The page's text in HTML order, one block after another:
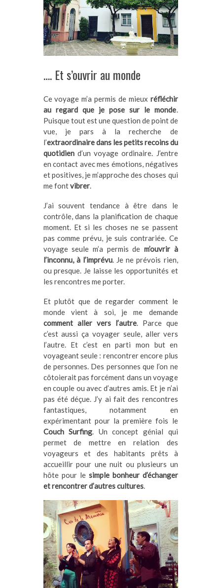
…. Et s’ouvrir au monde
Ce voyage m’a permis de mieux réfléchir
au regard que je pose sur le monde
Puisque tout est une question de point de
vue, je pars à la recherche de
l’extraordinaire dans les petits recoins du
quotidiend’un voyage ordinaire. J’entre
en contact avec mes émotions, négatives
et positives, je m’approche des choses qui
me fontvibrer.
J’ai souvent tendance à être dans le
contrôle, dans la planification de chaque
moment. Et si les choses ne se passent
pas comme prévu, je suis contrariée. Ce
voyage seule m’a permis de m’ouvrir à
l’inconnu, à l’imprévu. Je ne prévois rien,
ou presque. Je laisse les opportunités et
les rencontres me porter.
Et plutôt que de regarder comment le
monde vient à soi, je me demande
comment aller vers l’autre. Parce que
c’est aussi ça voyager seule, aller vers
l’autre. Et c’est en parti mon but en
voyageant seule : rencontrer encore plus
de personnes. Des personnes que l’on ne
côtoierait pas forcément dans un voyage
en couple ou avec d’autres amis. Et je n’ai
pas été déçue. J’y ai fait des rencontres
fantastiques, notamment en
expérimentant pour la première fois le
Couch Surfing . Un concept génial qui
permet de mettre en relation des
voyageurs et des habitants prêts à
accueillir pour une nuit ou plusieurs un
hôte pour le simple bonheur d’échanger
et rencontrer d’autres cultures.